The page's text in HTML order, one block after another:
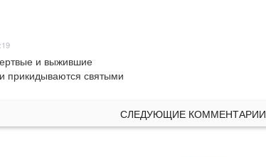
и выжившие
прикидываются святыми
СЛЕДУЮЩИЕ КОММЕНТАРИИ